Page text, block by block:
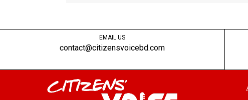
EMAIL US
contact@citizensvoicebd.com